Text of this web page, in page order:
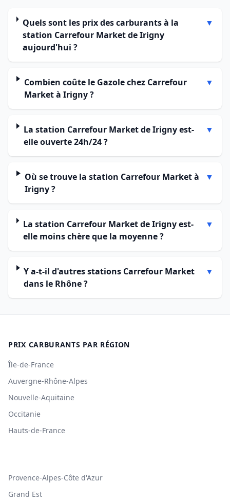
Quels sont les prix des carburants à la
station Carrefour Market de Irigny
aujourd'hui ?
▼
Combien coûte le Gazole chez Carrefour
Market à Irigny ?
▼
La station Carrefour Market de Irigny est-
elle ouverte 24h/24 ?
▼
Où se trouve la station Carrefour Market à
Irigny ?
▼
La station Carrefour Market de Irigny est-
elle moins chère que la moyenne ?
▼
Y a-t-il d'autres stations Carrefour Market
dans le Rhône ?
▼
PRIX CARBURANTS PAR RÉGION
Île-de-France
Auvergne-Rhône-Alpes
Nouvelle-Aquitaine
Occitanie
Hauts-de-France
Provence-Alpes-Côte d'Azur
Grand Est